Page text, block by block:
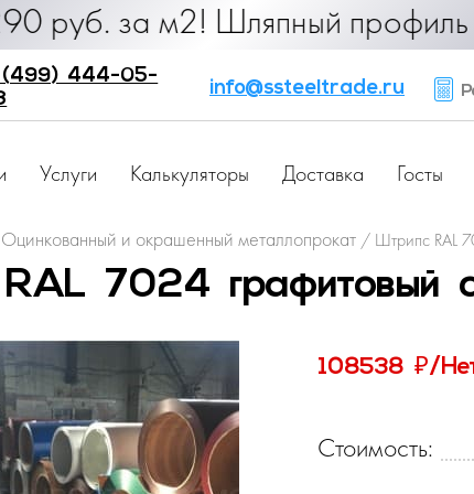
м2! Шляпный профиль от 25
444-05-
info@ssteeltrade.ru
Услуги Калькуляторы Доставка Госты
Оцинкованный и окрашенный металлопрокат / Штрипс RAL
7024 графитовый
108538 ₽/
Стоимость: